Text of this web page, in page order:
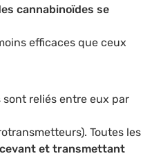
cannabinoïdes se
efficaces que ceux
sont reliés entre eux par
Toutes les
et transmettant